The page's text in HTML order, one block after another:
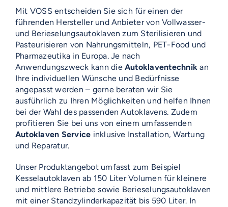
Mit VOSS entscheiden Sie sich für einen der
führenden Hersteller und Anbieter von Vollwasser-
und Berieselungsautoklaven zum Sterilisieren und
Pasteurisieren von Nahrungsmitteln, PET-Food und
Pharmazeutika in Europa. Je nach
Anwendungszweck kann dieAutoklaventechnik an
Ihre individuellen Wünsche und Bedürfnisse
angepasst werden – gerne beraten wir Sie
ausführlich zu Ihren Möglichkeiten und helfen Ihnen
bei der Wahl des passenden Autoklavens. Zudem
profitieren Sie bei uns von einem umfassenden
Autoklaven Service inklusive Installation, Wartung
und Reparatur.
Unser Produktangebot umfasst zum Beispiel
Kesselautoklaven ab 150 Liter Volumen für kleinere
und mittlere Betriebe sowie Berieselungsautoklaven
mit einer Standzylinderkapazität bis 590 Liter. In